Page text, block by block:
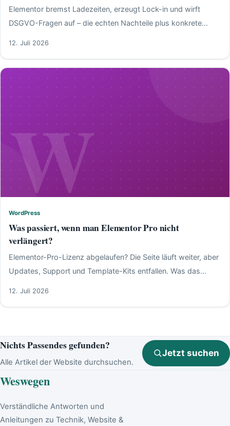
Elementor bremst Ladezeiten, erzeugt Lock-in und wirft
DSGVO-Fragen auf – die echten Nachteile plus konkrete
12. Juli 2026
W
WordPress
Was passiert, wenn man Elementor Pro nicht
verlängert?
Elementor-Pro-Lizenz abgelaufen? Die Seite läuft weiter, aber
Updates, Support und Template-Kits entfallen. Was das
12. Juli 2026
Nichts Passendes gefunden?
Alle Artikel der Website durchsuchen.
Jetzt suchen
Weswegen
Verständliche Antworten und
Anleitungen zu Technik, Website &